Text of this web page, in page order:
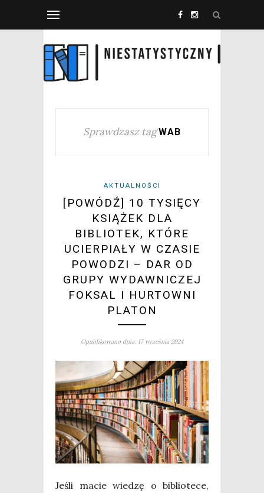
Sprawdzasz tag WAB
AKTUALNOŚCI
[POWÓDŹ] 10 TYSIĘCY
KSIĄŻEK DLA
BIBLIOTEK, KTÓRE
UCIERPIAŁY W CZASIE
POWODZI – DAR OD
GRUPY WYDAWNICZEJ
FOKSAL I HURTOWNI
PLATON
Opublikowano dnia: 17 września 2024
Jeśli macie wie­dzę o biblio­te­ce,